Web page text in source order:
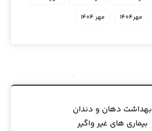
مهر۱۴۰۴
مهر ۱۴۰۴
بهداشت دهان و دندان
بیماری های غیر واگیر